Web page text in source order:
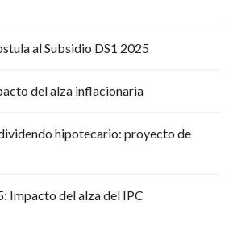
al Subsidio DS1 2025
del alza inflacionaria
hipotecario: proyecto de
Impacto del alza del IPC